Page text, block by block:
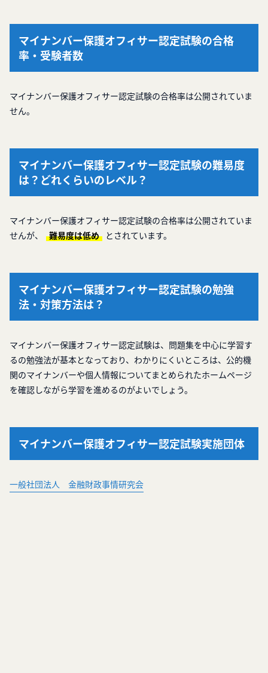
マイナンバー保護オフィサー認定試験の合格
率・受験者数
マイナンバー保護オフィサー認定試験の合格率は公開されていま
せん。
マイナンバー保護オフィサー認定試験の難易度
は？どれくらいのレベル？
マイナンバー保護オフィサー認定試験の合格率は公開されていま
せんが、
難易度は低め とされています。
マイナンバー保護オフィサー認定試験の勉強
法・対策方法は？
マイナンバー保護オフィサー認定試験は、問題集を中心に学習す
るの勉強法が基本となっており、わかりにくいところは、公的機
関のマイナンバーや個人情報についてまとめられたホームページ
を確認しながら学習を進めるのがよいでしょう。
マイナンバー保護オフィサー認定試験実施団体
一般社団法人 金融財政事情研究会